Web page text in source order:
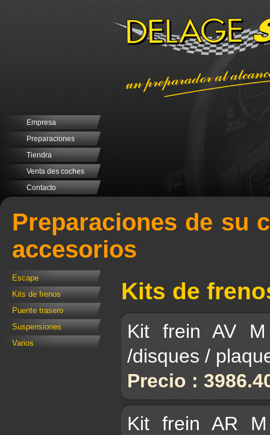
Empresa
Preparaciones
Tiendra
Venta des coches
Contacto
Preparaciones de su
accesorios
Escape
Kits de frenos
Puente trasero
Suspensiones
Varios
Kits de
Kit frein AV M
/disques /
Precio :
Kit frein AR M